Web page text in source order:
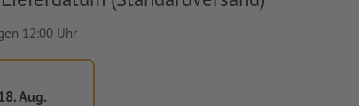
12:00 Uhr
Aug.